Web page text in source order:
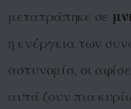
μετατράπηκε σε
η ενέργεια των
αστυνομία, οι
αυτά ζουν πια